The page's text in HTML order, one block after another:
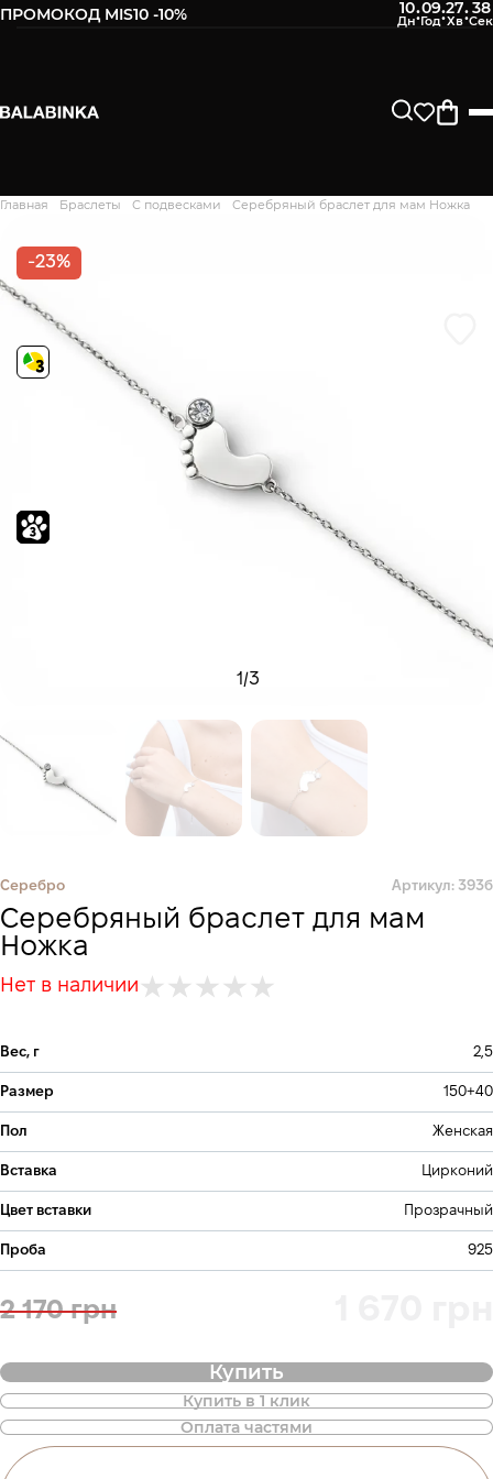
ПРОМОКОД MIS10 -10% 10:09:27:37
Главная Браслеты С подвесками Серебряный браслет для мам Ножка
1/3
-23%
Серебро Артикул: 393б
Серебряный браслет для мам
Ножка
Нет в наличии
Вес, г 2,5
Размер 150+40
Пол Женская
Вставка Цирконий
Цвет вставки Прозрачный
Проба 925
2 170 грн
Купить
Купить в 1 клик
Оплата частями
Также доступна покупка товара в
оплату частями
Дякуємо. Ваш відгук
отправлено СМС о его наличии в нашем магазине.